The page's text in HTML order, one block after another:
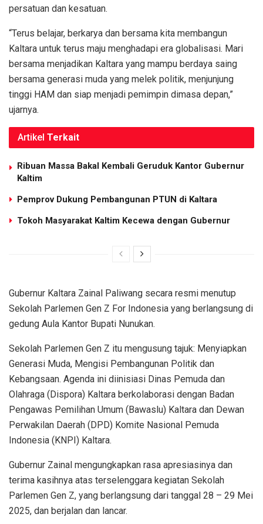
persatuan dan kesatuan.
“Terus belajar, berkarya dan bersama kita membangun
Kaltara untuk terus maju menghadapi era globalisasi. Mari
bersama menjadikan Kaltara yang mampu berdaya saing
bersama generasi muda yang melek politik, menjunjung
tinggi HAM dan siap menjadi pemimpin dimasa depan,”
ujarnya.
Artikel Terkait
Ribuan Massa Bakal Kembali Geruduk Kantor Gubernur
Kaltim
Pemprov Dukung Pembangunan PTUN di Kaltara
Tokoh Masyarakat Kaltim Kecewa dengan Gubernur
Gubernur Kaltara Zainal Paliwang secara resmi menutup
Sekolah Parlemen Gen Z For Indonesia yang berlangsung di
gedung Aula Kantor Bupati Nunukan.
Sekolah Parlemen Gen Z itu mengusung tajuk: Menyiapkan
Generasi Muda, Mengisi Pembangunan Politik dan
Kebangsaan. Agenda ini diinisiasi Dinas Pemuda dan
Olahraga (Dispora) Kaltara berkolaborasi dengan Badan
Pengawas Pemilihan Umum (Bawaslu) Kaltara dan Dewan
Perwakilan Daerah (DPD) Komite Nasional Pemuda
Indonesia (KNPI) Kaltara.
Gubernur Zainal mengungkapkan rasa apresiasinya dan
terima kasihnya atas terselenggara kegiatan Sekolah
Parlemen Gen Z, yang berlangsung dari tanggal 28 – 29 Mei
2025, dan berjalan dan lancar.